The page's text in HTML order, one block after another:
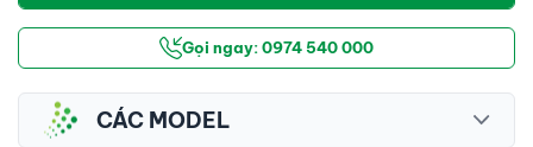
Gọi ngay: 0974 540 000
CÁC MODEL